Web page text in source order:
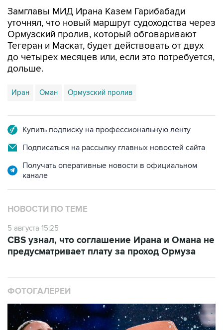
Замглавы МИД Ирана Казем Гарибабади
уточнял, что новый маршрут судоходства через
Ормузский пролив, который обговаривают
Тегеран и Маскат, будет действовать от двух
до четырех месяцев или, если это потребуется,
дольше.
Иран Оман Ормузский пролив
Купить подписку на профессиональную ленту
Подписаться на рассылку главных новостей сайта
Получать оперативные новости в официальном
канале
НОВОСТИ ПО ТЕМЕ
5 августа 15:25
CBS узнал, что соглашение Ирана и Омана не
предусматривает плату за проход Ормуза
ФОТОГАЛЕРЕИ